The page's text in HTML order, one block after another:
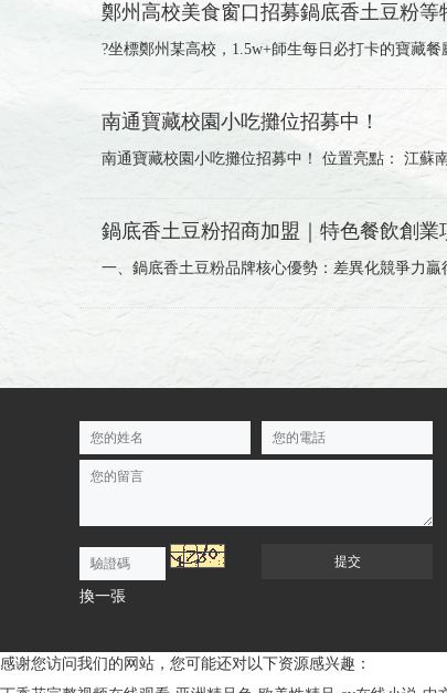
鄭州高校美食窗口招募鍋底香土豆粉等
?坐標鄭州某高校，1.5w+師生每日必打卡的寶藏
南通寶藏校園小吃攤位招募中！
南通寶藏校園小吃攤位招募中！ 位置亮點： 江蘇
鍋底香土豆粉招商加盟｜特色餐飲創
一、鍋底香土豆粉品牌核心優勢：差異化競爭力
換一張
提交
感谢您访问我们的网站，您可能还对以下资源感兴趣：